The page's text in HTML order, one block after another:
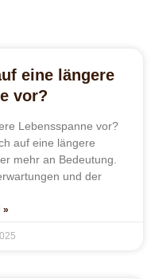
eine längere
vor?
Lebensspanne vor?
auf eine längere
mehr an Bedeutung.
und der
»